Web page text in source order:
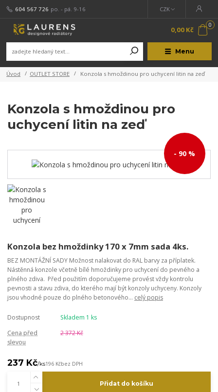
Menu
CZK
604 567 726 po. - pá. 9-16
0
0,00 Kč
Úvod OUTLET STORE Konzola s hmoždinou pro uchycení litin na zeď
Konzola s hmoždinou pro
uchycení litin na zeď
- 90 %
Konzola bez hmoždinky 170 x 7mm sada 4ks.
BEZ MONTÁŽNÍ SADY Možnost nalakovat do RAL barvy za příplatek.
Nástěnná konzole včetně bílé hmoždinky pro uchycení do pevného a
plného zdiva. Před použitím doporučujeme provést vždy kontrolu
pevnosti a stavu zdiva, do kterého mají být konzoly uchyceny. Konzoly
jsou vhodné pouze do plného betonového... celý popis
Dostupnost
Skladem 1 ks
Cena před
slevou
2 372 Kč
237 Kč/ks196 Kčbez DPH
Přidat do košíku